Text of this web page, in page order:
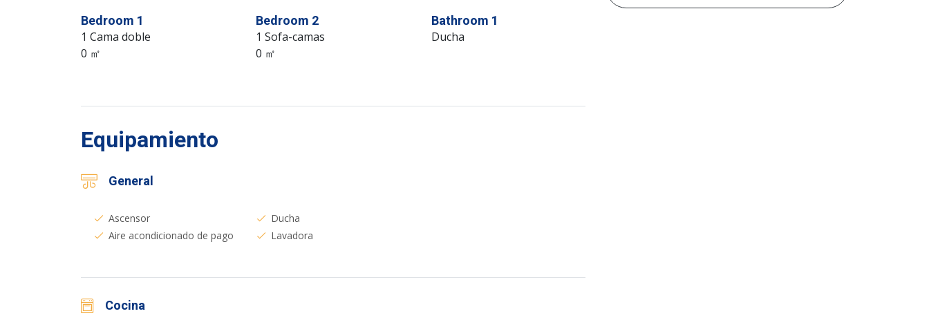
Bedroom 1
1 Cama doble
0 ㎡
Bedroom 2
1 Sofa-camas
0 ㎡
Bathroom 1
Ducha
Equipamiento
General
Ascensor
Aire acondicionado de pago
Ducha
Lavadora
Cocina